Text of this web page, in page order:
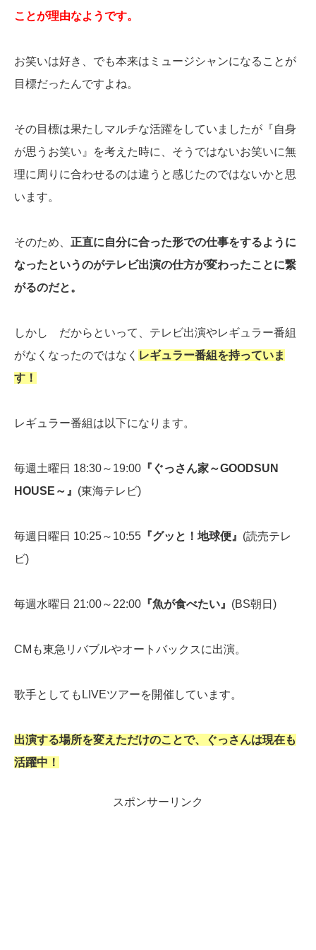
ことが理由なようです。
お笑いは好き、でも本来はミュージシャンになることが
目標だったんですよね。
その目標は果たしマルチな活躍をしていましたが『自身
が思うお笑い』を考えた時に、そうではないお笑いに無
理に周りに合わせるのは違うと感じたのではないかと思
います。
そのため、 正直に自分に合った形での仕事をするように
なったというのがテレビ出演の仕方が変わったことに繋
がるのだと。
しかし だからといって、テレビ出演やレギュラー番組
がなくなったのではなく レギュラー番組を持っていま
す！
レギュラー番組は以下になります。
毎週土曜日 18:30～19:00 『ぐっさん家～GOODSUN
HOUSE～』 (東海テレビ)
毎週日曜日 10:25～10:55 『グッと！地球便』 (読売テレ
ビ)
毎週水曜日 21:00～22:00 『魚が食べたい』 (BS朝日)
CMも東急リバブルやオートバックスに出演。
歌手としてもLIVEツアーを開催しています。
出演する場所を変えただけのことで、ぐっさんは現在も
活躍中！
スポンサーリンク